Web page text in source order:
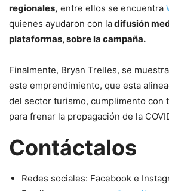
regionales, entre ellos se encuentra
quienes ayudaron con ladifusión
plataformas, sobre la campaña.
Finalmente, Bryan Trelles, se
este emprendimiento, que esta
del sector turismo, cumplimento con
para frenar la propagación de la
Contáctalos
Redes sociales: Facebook e